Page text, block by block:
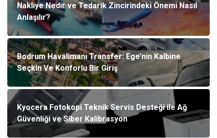
Nakliye Nedir ve Tedarik Zincirindeki Önemi Nasıl
Anlaşılır?
Bodrum Havalimanı Transfer: Ege’nin Kalbine
Seçkin Ve Konforlu Bir Giriş
Kyocera Fotokopi Teknik Servis Desteği ile Ağ
Güvenliği ve Siber Kalibrasyon